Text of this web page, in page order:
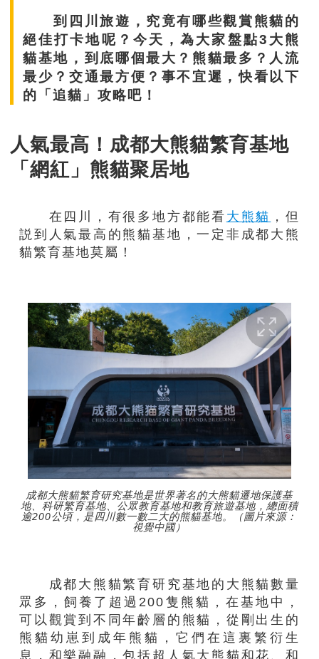
到四川旅遊，究竟有哪些觀賞熊貓的
絕佳打卡地呢？今天，為大家盤點3大熊
貓基地，到底哪個最大？熊貓最多？人流
最少？交通最方便？事不宜遲，快看以下
的「追貓」攻略吧！
人氣最高！成都大熊貓繁育基地
「網紅」熊貓聚居地
在四川，有很多地方都能看大熊貓 ，但
説到人氣最高的熊貓基地，一定非成都大熊
貓繁育基地莫屬！
成都大熊貓繁育研究基地是世界著名的大熊貓遷地保護基
地、科研繁育基地、公眾教育基地和教育旅遊基地，總面積
逾200公頃，是四川數一數二大的熊貓基地。（圖片來源：
視覺中國）
成都大熊貓繁育研究基地的大熊貓數量
眾多，飼養了超過200隻熊貓，在基地中，
可以觀賞到不同年齡層的熊貓，從剛出生的
熊貓幼崽到成年熊貓，它們在這裏繁衍生
息，和樂融融，包括超人氣大熊貓和花、和